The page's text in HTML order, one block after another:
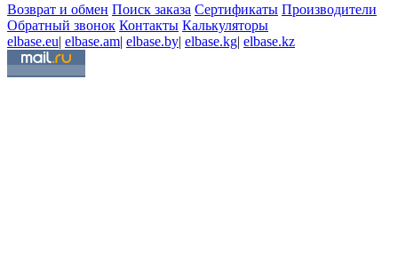
Возврат и обмен Поиск заказа Сертификаты Производители
Обратный звонок Контакты Калькуляторы
elbase.eu| elbase.am| elbase.by| elbase.kg| elbase.kz